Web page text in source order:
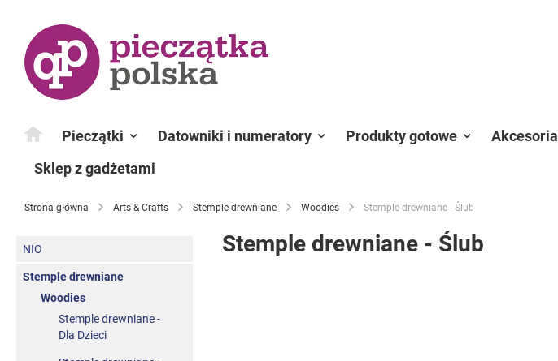
Pieczątki Datowniki i numeratory Produkty gotowe Akcesoria
Sklep z gadżetami
Strona główna Arts & Crafts Stemple drewniane Woodies Stemple drewniane - Ślub
Stemple drewniane - Ślub
NIO
Stemple drewniane
Woodies
Stemple drewniane -
Dla Dzieci